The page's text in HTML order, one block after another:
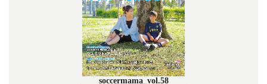
soccermama_vol.58